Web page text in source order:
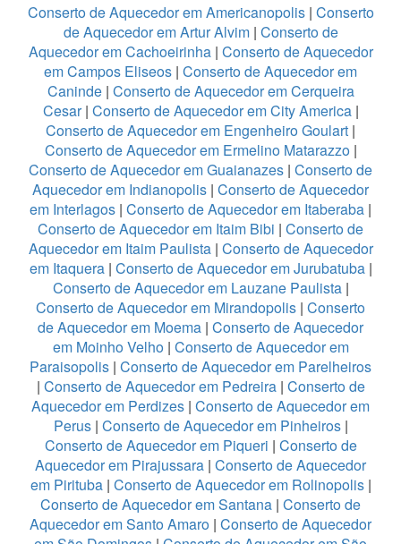
Conserto de Aquecedor em Americanopolis | Conserto
de Aquecedor em Artur Alvim | Conserto de
Aquecedor em Cachoeirinha| Conserto de Aquecedor
em Campos Eliseos | Conserto de Aquecedor em
Caninde| Conserto de Aquecedor em Cerqueira
Cesar| Conserto de Aquecedor em City America |
Conserto de Aquecedor em Engenheiro Goulart |
Conserto de Aquecedor em Ermelino Matarazzo |
Conserto de Aquecedor em Guaianazes | Conserto de
Aquecedor em Indianopolis | Conserto de Aquecedor
em Interlagos | Conserto de Aquecedor em Itaberaba |
Conserto de Aquecedor em Itaim Bibi | Conserto de
Aquecedor em Itaim Paulista | Conserto de Aquecedor
em Itaquera| Conserto de Aquecedor em Jurubatuba|
Conserto de Aquecedor em Lauzane Paulista |
Conserto de Aquecedor em Mirandopolis | Conserto
de Aquecedor em Moema | Conserto de Aquecedor
em Moinho Velho | Conserto de Aquecedor em
Paraisopolis | Conserto de Aquecedor em Parelheiros
| Conserto de Aquecedor em Pedreira| Conserto de
Aquecedor em Perdizes | Conserto de Aquecedor em
Perus| Conserto de Aquecedor em Pinheiros|
Conserto de Aquecedor em Piqueri | Conserto de
Aquecedor em Pirajussara | Conserto de Aquecedor
em Pirituba| Conserto de Aquecedor em Rolinopolis|
Conserto de Aquecedor em Santana | Conserto de
Aquecedor em Santo Amaro | Conserto de Aquecedor